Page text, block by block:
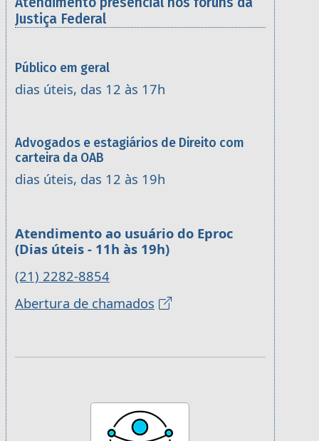
Justiça Federal
Público em geral
dias úteis, das 12 às 17h
Advogados e estagiários de Direito com
carteira da OAB
dias úteis, das 12 às 19h
Atendimento ao usuário do Eproc
(Dias úteis - 11h às 19h)
(21) 2282-8854
Abertura de chamados